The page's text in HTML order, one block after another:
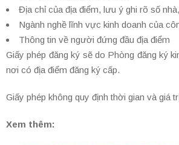
Địa chỉ của địa điểm, lưu ý ghi rõ số
Ngành nghề lĩnh vực kinh doanh của
Thông tin về người đứng đầu địa điểm
Giấy phép đăng ký sẽ do Phòng đăng ký
nơi có địa điểm đăng ký cấp.
Giấy phép không quy định thời gian và giá
Xem thêm: